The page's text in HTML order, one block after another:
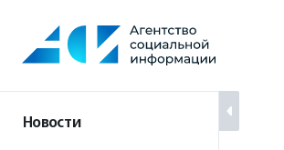
содержанию
Новости